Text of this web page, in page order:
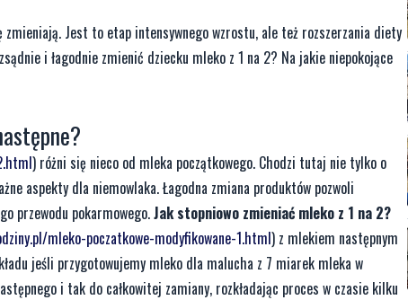
zmieniają. Jest to etap intensywnego wzrostu, ale też rozszerzania diety
i łagodnie zmienić dziecku mleko z 1 na 2? Na jakie niepokojące
) różni się nieco od mleka początkowego. Chodzi tutaj nie tylko o
aspekty dla niemowlaka. Łagodna zmiana produktów pozwoli
przewodu pokarmowego.Jak stopniowo zmieniać mleko z 1 na 2?
mleko-poczatkowe-modyfikowane-1.html) z mlekiem następnym
jeśli przygotowujemy mleko dla malucha z 7 miarek mleka w
i tak do całkowitej zamiany, rozkładając proces w czasie kilku